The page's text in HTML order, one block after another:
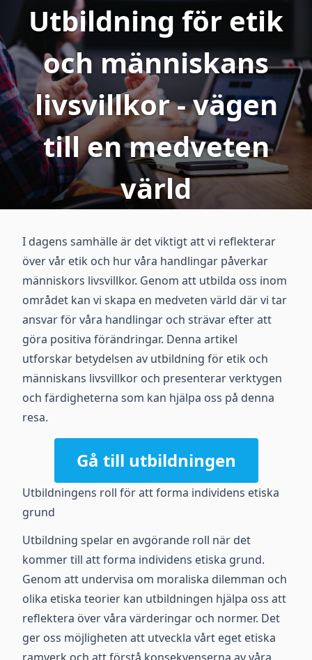
Utbildning för etik
och människans
livsvillkor - vägen
till en medveten
värld
I dagens samhälle är det viktigt att vi reflekterar
över vår etik och hur våra handlingar påverkar
människors livsvillkor. Genom att utbilda oss inom
området kan vi skapa en medveten värld där vi tar
ansvar för våra handlingar och strävar efter att
göra positiva förändringar. Denna artikel
utforskar betydelsen av utbildning för etik och
människans livsvillkor och presenterar verktygen
och färdigheterna som kan hjälpa oss på denna
resa.
Gå till utbildningen
Utbildningens roll för att forma individens etiska
grund
Utbildning spelar en avgörande roll när det
kommer till att forma individens etiska grund.
Genom att undervisa om moraliska dilemman och
olika etiska teorier kan utbildningen hjälpa oss att
reflektera över våra värderingar och normer. Det
ger oss möjligheten att utveckla vårt eget etiska